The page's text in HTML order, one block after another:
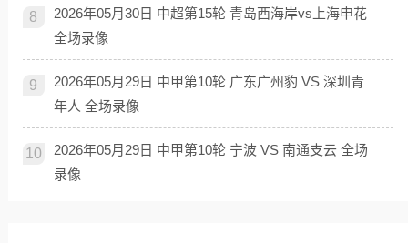
8
2026年05月30日 中超第15轮 青岛西海岸vs上海申花
全场录像
9
2026年05月29日 中甲第10轮 广东广州豹 VS 深圳青
年人 全场录像
10
2026年05月29日 中甲第10轮 宁波 VS 南通支云 全场
录像